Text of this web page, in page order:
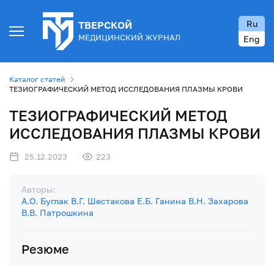
ТВЕРСКОЙ
МЕДИЦИНСКИЙ ЖУРНАЛ
Ru
Eng
Каталог статей
ТЕЗИОГРАФИЧЕСКИЙ МЕТОД ИССЛЕДОВАНИЯ ПЛАЗМЫ КРОВИ
ТЕЗИОГРАФИЧЕСКИЙ МЕТОД
ИССЛЕДОВАНИЯ ПЛАЗМЫ КРОВИ
25.12.2023 223
Авторы:
А.О. Буглак В.Г. Шестакова Е.Б. Ганина В.Н. Захарова
В.В. Патрошкина
Резюме